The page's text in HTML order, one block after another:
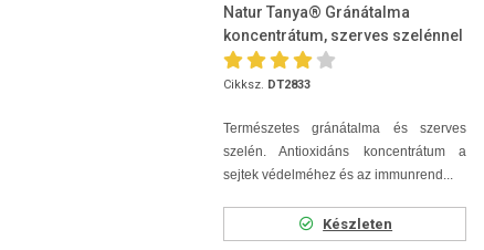
Natur Tanya® Gránátalma
koncentrátum, szerves szelénnel
500ml
Cikksz. DT2833
Természetes gránátalma és szerves
szelén. Antioxidáns koncentrátum a
sejtek védelméhez és az immunrend...
Készleten